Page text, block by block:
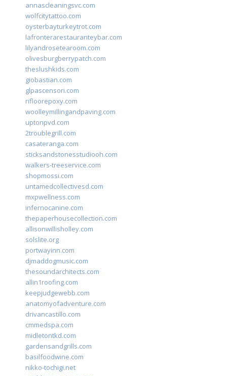
annascleaningsvc.com
wolfcitytattoo.com
oysterbayturkeytrot.com
lafronterarestauranteybar.com
lilyandrosetearoom.com
olivesburgberrypatch.com
theslushkids.com
giobastian.com
glpascensori.com
rifloorepoxy.com
woolleymillingandpaving.com
uptonpvd.com
2troublegrill.com
casateranga.com
sticksandstonesstudiooh.com
walkers-treeservice.com
shopmossi.com
untamedcollectivesd.com
mxpwellness.com
infernocanine.com
thepaperhousecollection.com
allisonwillisholley.com
solslite.org
portwayinn.com
djmaddogmusic.com
thesoundarchitects.com
allin1roofing.com
keepjudgewebb.com
anatomyofadventure.com
drivancastillo.com
cmmedspa.com
midletontkd.com
gardensandgrills.com
basilfoodwine.com
nikko-tochigi.net